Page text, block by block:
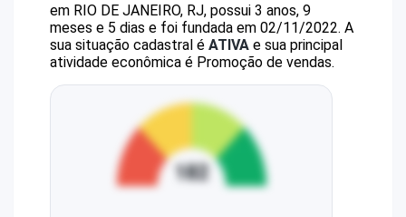
em RIO DE JANEIRO, RJ, possui 3 anos, 9
meses e 5 dias e foi fundada em 02/11/2022. A
sua situação cadastral é ATIVA e sua principal
atividade econômica é Promoção de vendas.